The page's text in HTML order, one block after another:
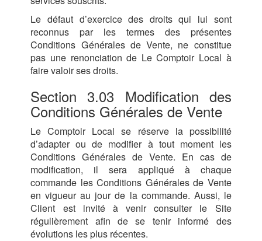
Le défaut d’exercice des droits qui lui sont
reconnus par les termes des présentes
Conditions Générales de Vente, ne constitue
pas une renonciation de Le Comptoir Local à
faire valoir ses droits.
Section 3.03 Modification des
Conditions Générales de Vente
Le Comptoir Local se réserve la possibilité
d’adapter ou de modifier à tout moment les
Conditions Générales de Vente. En cas de
modification, il sera appliqué à chaque
commande les Conditions Générales de Vente
en vigueur au jour de la commande. Aussi, le
Client est invité à venir consulter le Site
régulièrement afin de se tenir informé des
évolutions les plus récentes.